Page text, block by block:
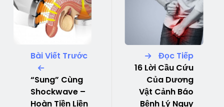
Bài Viết Trước
“Sung” Cùng
Shockwave –
Hoàn Tiền Liền
Đọc Tiếp
16 Lời Cầu Cứu
Của Dương
Vật Cảnh Báo
Bệnh Lý Nguy